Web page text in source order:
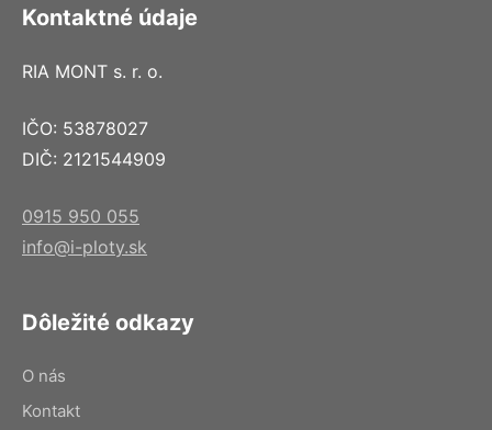
Kontaktné údaje
RIA MONT s. r. o.
IČO: 53878027
DIČ: 2121544909
0915 950 055
info@i-ploty.sk
Dôležité odkazy
O nás
Kontakt